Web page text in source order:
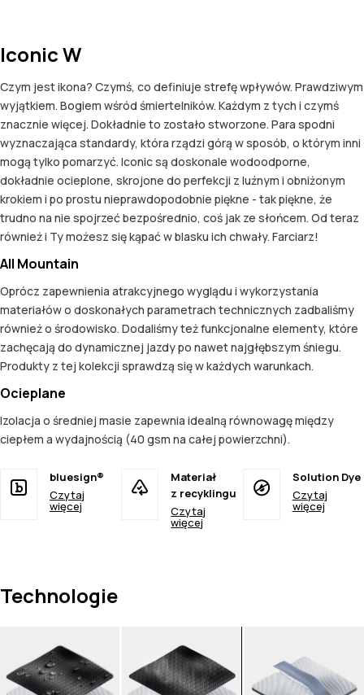
Iconic W
Czym jest ikona? Czymś, co definiuje strefę wpływów. Prawdziwym
wyjątkiem. Bogiem wśród śmiertelników. Każdym z tych i czymś
znacznie więcej. Dokładnie to zostało stworzone. Para spodni
wyznaczająca standardy, która rządzi górą w sposób, o którym inni
mogą tylko pomarzyć. Iconic są doskonale wodoodporne,
dokładnie ocieplone, skrojone do perfekcji z luźnym i obniżonym
krokiem i po prostu nieprawdopodobnie piękne - tak piękne, że
trudno na nie spojrzeć bezpośrednio, coś jak ze słońcem. Od teraz
również i Ty możesz się kąpać w blasku ich chwały. Farciarz!
All Mountain
Oprócz zapewnienia atrakcyjnego wyglądu i wykorzystania
materiałów o doskonałych parametrach technicznych zadbaliśmy
również o środowisko. Dodaliśmy też funkcjonalne elementy, które
zachęcają do dynamicznej jazdy po nawet najgłębszym śniegu.
Produkty z tej kolekcji sprawdzą się w każdych warunkach.
Ocieplane
Izolacja o średniej masie zapewnia idealną równowagę między
ciepłem a wydajnością (40 gsm na całej powierzchni).
bluesign®
Czytaj
więcej
Materiał
z recyklingu
Czytaj
więcej
Solution Dye
Czytaj
więcej
Technologie